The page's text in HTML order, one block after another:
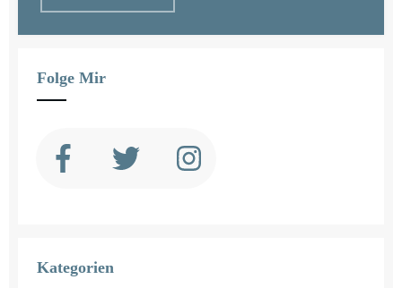
Folge Mir
Kategorien